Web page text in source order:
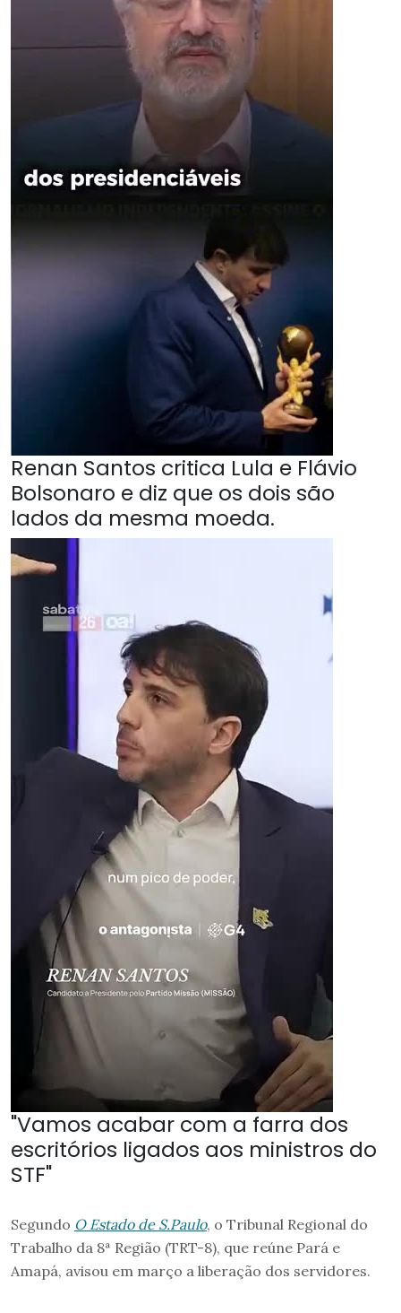
Renan Santos critica Lula e Flávio
Bolsonaro e diz que os dois são
lados da mesma moeda.
"Vamos acabar com a farra dos
escritórios ligados aos ministros do
STF"
Segundo O Estado de S.Paulo, o Tribunal Regional do
Trabalho da 8ª Região (TRT-8), que reúne Pará e
Amapá, avisou em março a liberação dos servidores.